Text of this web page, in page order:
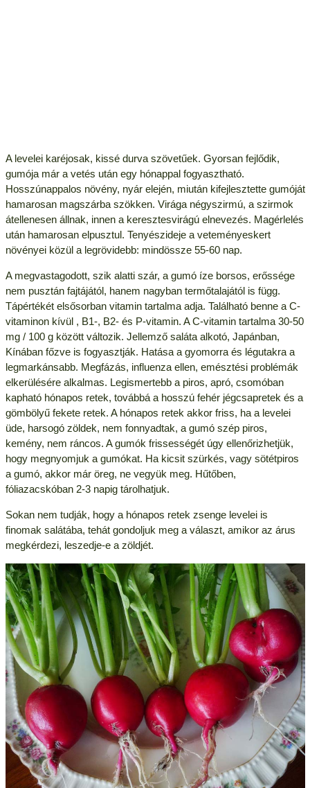
A levelei karéjosak, kissé durva szövetűek. Gyorsan fejlődik,
gumója már a vetés után egy hónappal fogyasztható.
Hosszúnappalos növény, nyár elején, miután kifejlesztette gumóját
hamarosan magszárba szökken. Virága négyszirmú, a szirmok
átellenesen állnak, innen a keresztesvirágú elnevezés. Magérlelés
után hamarosan elpusztul. Tenyészideje a veteményeskert
növényei közül a legrövidebb: mindössze 55-60 nap.
A megvastagodott, szik alatti szár, a gumó íze borsos, erőssége
nem pusztán fajtájától, hanem nagyban termőtalajától is függ.
Tápértékét elsősorban vitamin tartalma adja. Található benne a C-
vitaminon kívül , B1-, B2- és P-vitamin. A C-vitamin tartalma 30-50
mg / 100 g között változik. Jellemző saláta alkotó, Japánban,
Kínában főzve is fogyasztják. Hatása a gyomorra és légutakra a
legmarkánsabb. Megfázás, influenza ellen, emésztési problémák
elkerülésére alkalmas. Legismertebb a piros, apró, csomóban
kapható hónapos retek, továbbá a hosszú fehér jégcsapretek és a
gömbölyű fekete retek. A hónapos retek akkor friss, ha a levelei
üde, harsogó zöldek, nem fonnyadtak, a gumó szép piros,
kemény, nem ráncos. A gumók frissességét úgy ellenőrizhetjük,
hogy megnyomjuk a gumókat. Ha kicsit szürkés, vagy sötétpiros
a gumó, akkor már öreg, ne vegyük meg. Hűtőben,
fóliazacskóban 2-3 napig tárolhatjuk.
Sokan nem tudják, hogy a hónapos retek zsenge levelei is
finomak salátába, tehát gondoljuk meg a választ, amikor az árus
megkérdezi, leszedje-e a zöldjét.